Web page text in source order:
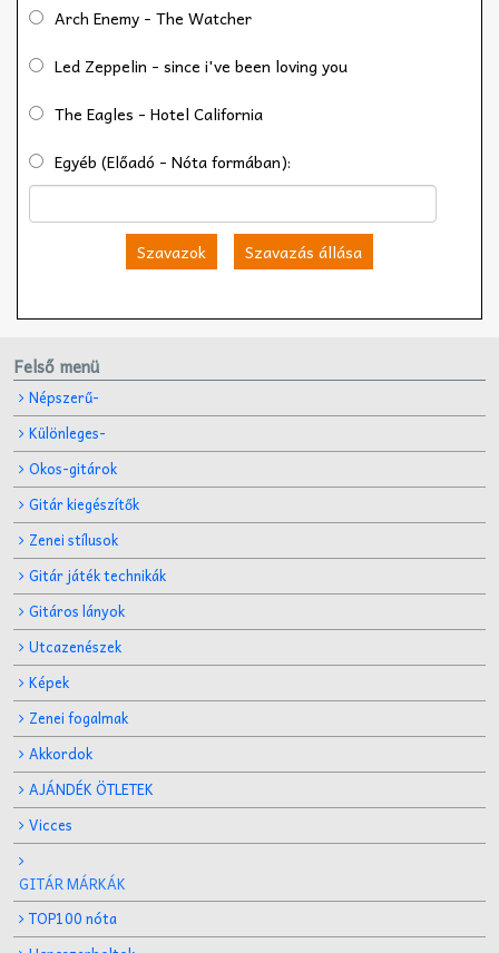
Arch Enemy - The Watcher
Led Zeppelin - since i've been loving you
The Eagles - Hotel California
Egyéb (Előadó - Nóta formában):
Szavazok Szavazás állása
Felső menü
Népszerű-
Különleges-
Okos-gitárok
Gitár kiegészítők
Zenei stílusok
Gitár játék technikák
Gitáros lányok
Utcazenészek
Képek
Zenei fogalmak
Akkordok
AJÁNDÉK ÖTLETEK
Vicces
GITÁR MÁRKÁK
TOP100 nóta